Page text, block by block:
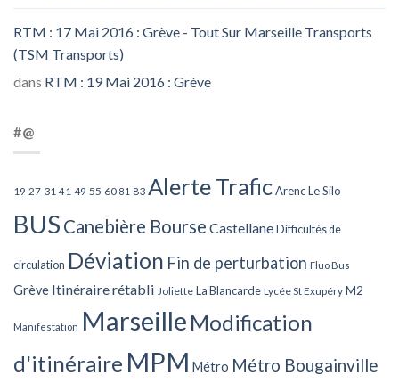
RTM : 17 Mai 2016 : Grève - Tout Sur Marseille Transports
(TSM Transports)
dans RTM : 19 Mai 2016 : Grève
#@
19 27 31 41 49 55 60 81 83 Alerte TraficArenc Le Silo
BUS Canebière Bourse Castellane Difficultés de
circulation Déviation Fin de perturbation Fluo Bus
Grève Itinéraire rétabli Joliette La Blancarde Lycée St Exupéry M2
Manifestation Marseille Modification
d'itinéraire MPM Métro Métro Bougainville